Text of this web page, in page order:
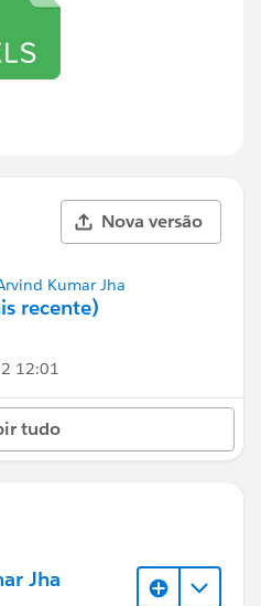
Nova versão
Kumar Jha
recente)
12:01
tudo
Jha